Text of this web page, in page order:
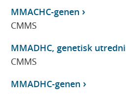
MMACHC-genen
CMMS
MMADHC, genetisk
CMMS
MMADHC-genen